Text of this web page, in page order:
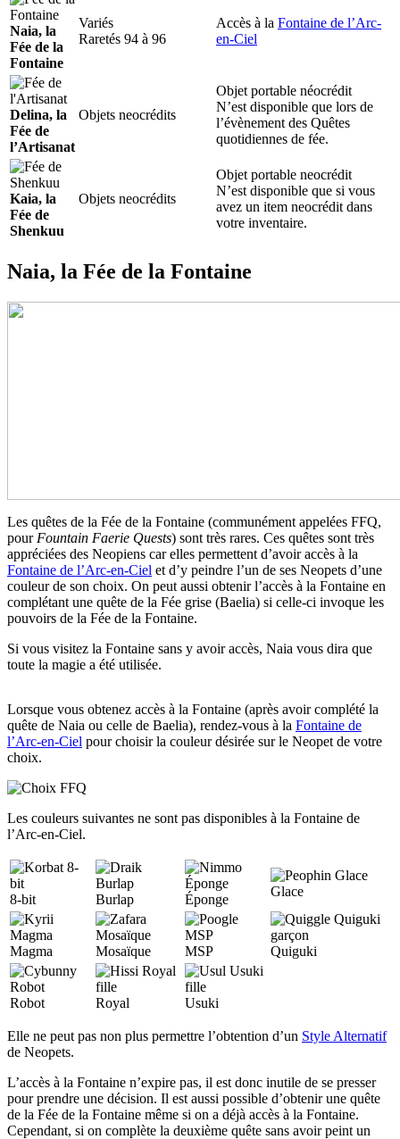
Naia, la
Fée de la
Fontaine
Variés
Raretés 94 à 96
Accès à la Fontaine de l’Arc-
en-Ciel
Delina, la
Fée de
l’Artisanat
Objets neocrédits
Objet portable néocrédit
N’est disponible que lors de
l’évènement des Quêtes
quotidiennes de fée.
Kaia, la
Fée de
Shenkuu
Objets neocrédits
Objet portable neocrédit
N’est disponible que si vous
avez un item neocrédit dans
votre inventaire.
Naia, la Fée de la Fontaine
Les quêtes de la Fée de la Fontaine (communément appelées FFQ,
pour Fountain Faerie Quests) sont très rares. Ces quêtes sont très
appréciées des Neopiens car elles permettent d’avoir accès à la
Fontaine de l’Arc-en-Ciel et d’y peindre l’un de ses Neopets d’une
couleur de son choix. On peut aussi obtenir l’accès à la Fontaine en
complétant une quête de la Fée grise (Baelia) si celle-ci invoque les
pouvoirs de la Fée de la Fontaine.
Si vous visitez la Fontaine sans y avoir accès, Naia vous dira que
toute la magie a été utilisée.
Lorsque vous obtenez accès à la Fontaine (après avoir complété la
quête de Naia ou celle de Baelia), rendez-vous à la Fontaine de
l’Arc-en-Ciel pour choisir la couleur désirée sur le Neopet de votre
choix.
Les couleurs suivantes ne sont pas disponibles à la Fontaine de
l’Arc-en-Ciel.
8-bit Burlap Éponge
Glace
Magma Mosaïque MSP Quiguki
Robot Royal Usuki
Elle ne peut pas non plus permettre l’obtention d’un Style Alternatif
de Neopets.
L’accès à la Fontaine n’expire pas, il est donc inutile de se presser
pour prendre une décision. Il est aussi possible d’obtenir une quête
de la Fée de la Fontaine même si on a déjà accès à la Fontaine.
Cependant, si on complète la deuxième quête sans avoir peint un